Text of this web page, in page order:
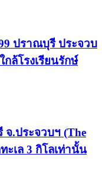
ปราณบุรี ประจวบ
ล้โรงเรียนรักษ์
จ.ประจวบฯ (The
ะเล 3 กิโลเท่านั้น